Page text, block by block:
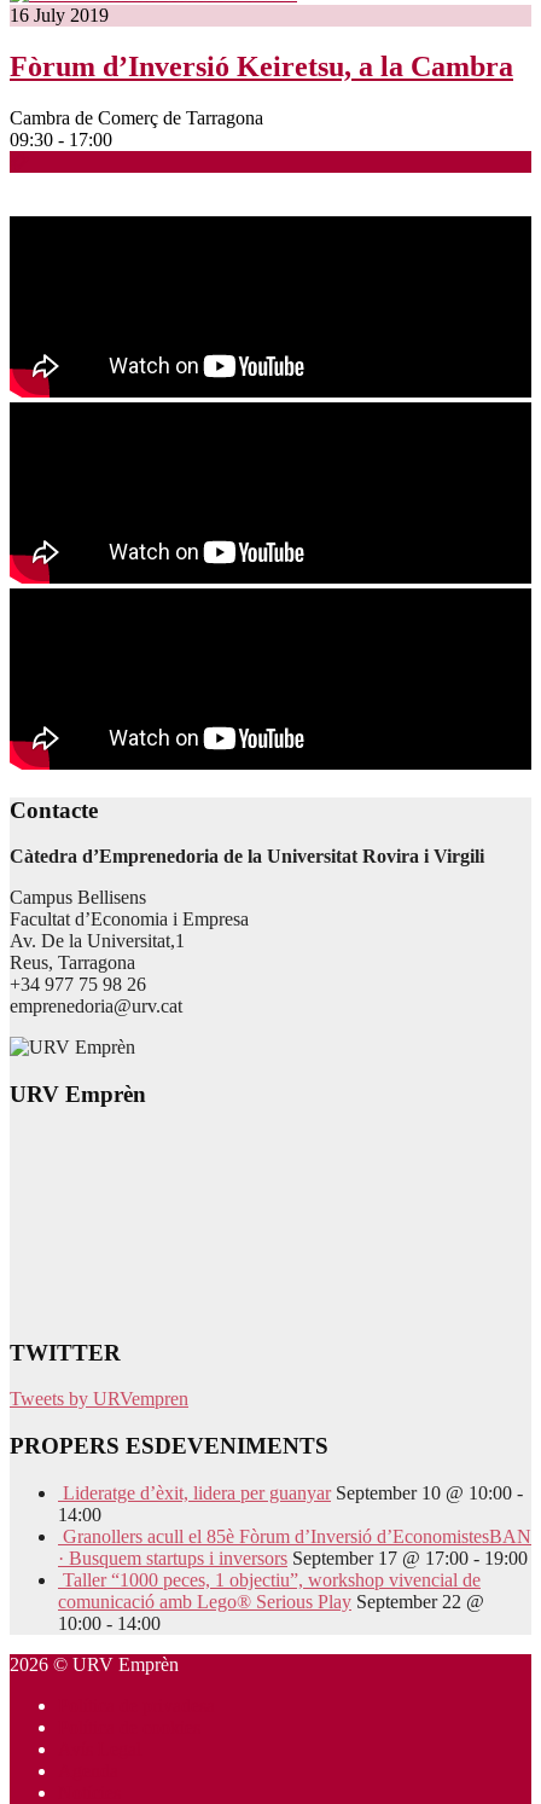
16 July 2019
Fòrum d’Inversió Keiretsu, a la Cambra
Cambra de Comerç de Tarragona
09:30 - 17:00
Contacte
Càtedra d’Emprenedoria de la Universitat Rovira i Virgili
Campus Bellisens
Facultat d’Economia i Empresa
Av. De la Universitat,1
Reus, Tarragona
+34 977 75 98 26
emprenedoria@urv.cat
URV Emprèn
TWITTER
Tweets by URVempren
PROPERS ESDEVENIMENTS
Lideratge d’èxit, lidera per guanyar September 10 @ 10:00 -
14:00
Granollers acull el 85è Fòrum d’Inversió d’EconomistesBAN
· Busquem startups i inversors September 17 @ 17:00 - 19:00
Taller “1000 peces, 1 objectiu”, workshop vivencial de
comunicació amb Lego® Serious Play September 22 @
10:00 - 14:00
2026 © URV Emprèn